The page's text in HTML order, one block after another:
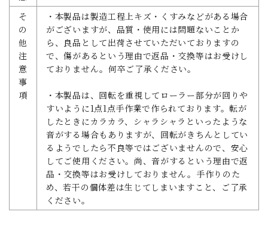
そ
の
他
注
意
事
項
・本製品は製造工程上キズ・くすみなどがある場合
がございますが、品質・使用には問題ないことか
ら、良品として出荷させていただいておりますの
で、傷があるという理由で返品・交換等はお受けし
ておりません。何卒ご了承ください。
・本製品は、回転を重視してローラー部分が回りや
すいように1点1点手作業で作られております。転が
したときにカラカラ、シャラシャラといったような
音がする場合もありますが、回転がきちんとしてい
るようでしたら不良等ではございませんので、安心
してご使用ください。尚、音がするという理由で返
品・交換等はお受けしておりません。手作りのた
め、若干の個体差は生じてしまいますこと、ご了承
ください。